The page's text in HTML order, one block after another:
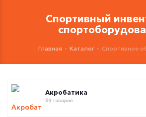
Спортивный
Главная - Каталог - Спортивное
Акробатика
69 товаров